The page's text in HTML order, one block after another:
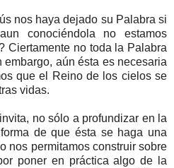
nos haya dejado su Palabra si
conociéndola no estamos
Ciertamente no toda la Palabra
aún ésta es necesaria
que el Reino de los cielos se
vidas.
no sólo a profundizar en la
de que ésta se haga una
nos permitamos construir sobre
poner en práctica algo de la